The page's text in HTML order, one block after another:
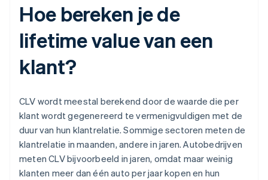
Hoe bereken je de
lifetime value van een
klant?
CLV wordt meestal berekend door de waarde die per
klant wordt gegenereerd te vermenigvuldigen met de
duur van hun klantrelatie. Sommige sectoren meten de
klantrelatie in maanden, andere in jaren. Autobedrijven
meten CLV bijvoorbeeld in jaren, omdat maar weinig
klanten meer dan één auto per jaar kopen en hun